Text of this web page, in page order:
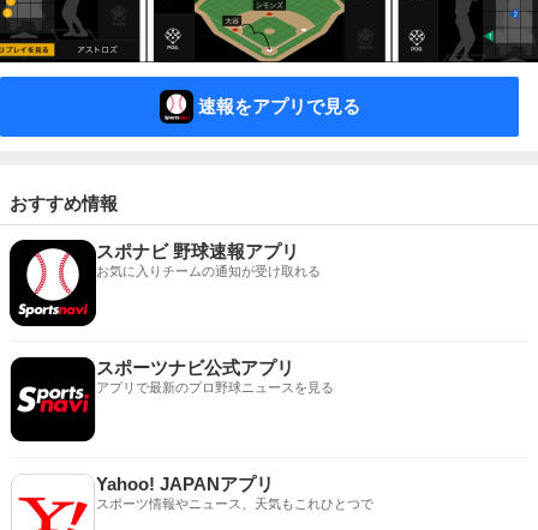
速報をアプリで見る
おすすめ情報
スポナビ 野球速報アプリ
お気に入りチームの通知が受け取れる
スポーツナビ公式アプリ
アプリで最新のプロ野球ニュースを見る
Yahoo! JAPANアプリ
スポーツ情報やニュース、天気もこれひとつで